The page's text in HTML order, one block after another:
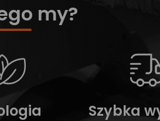
my?
Szybka